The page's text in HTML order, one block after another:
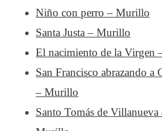
Niño con perro – Murillo
Santa Justa – Murillo
El nacimiento de la Virgen
San Francisco abrazando a
– Murillo
Santo Tomás de